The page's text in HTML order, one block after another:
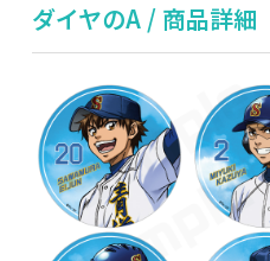
ダイヤのA / 商品詳細